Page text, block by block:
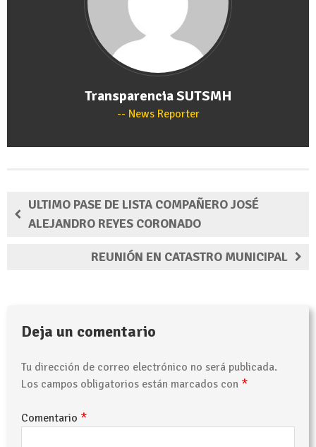
Transparencia SUTSMH
News Reporter
ULTIMO PASE DE LISTA COMPAÑERO JOSÉ
ALEJANDRO REYES CORONADO
REUNIÓN EN CATASTRO MUNICIPAL
Deja un comentario
Tu dirección de correo electrónico no será publicada.
Los campos obligatorios están marcados con *
Comentario *